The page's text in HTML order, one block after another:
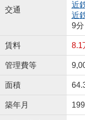
交通
近
近
9分
賃料 8.1
管理費等
面積
築年月